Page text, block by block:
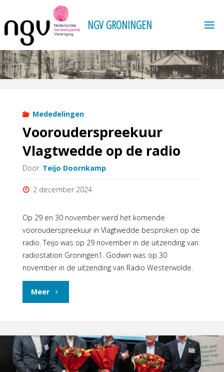
naar
inhoud
NGV GRONINGEN
Mededelingen
Voorouderspreekuur
Vlagtwedde op de radio
Door Teijo Doornkamp
2 december 2024
Op 29 en 30 november werd het komende
voorouderspreekuur in Vlagtwedde besproken op de
radio. Teijo was op 29 november in de uitzending van
radiostation Groningen1. Godwin was op 30
november in de uitzending van Radio Westerwolde.
Meer"Voorouderspreekuur
op
de